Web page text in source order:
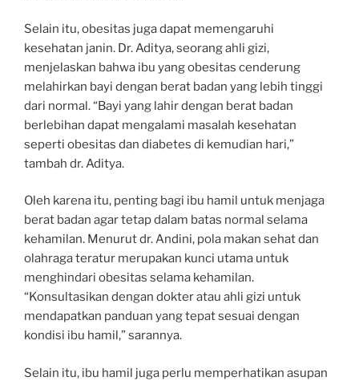
Selain itu, obesitas juga dapat memengaruhi
kesehatan janin. Dr. Aditya, seorang ahli gizi,
menjelaskan bahwa ibu yang obesitas cenderung
melahirkan bayi dengan berat badan yang lebih tinggi
dari normal. “Bayi yang lahir dengan berat badan
berlebihan dapat mengalami masalah kesehatan
seperti obesitas dan diabetes di kemudian hari,”
tambah dr. Aditya.
Oleh karena itu, penting bagi ibu hamil untuk menjaga
berat badan agar tetap dalam batas normal selama
kehamilan. Menurut dr. Andini, pola makan sehat dan
olahraga teratur merupakan kunci utama untuk
menghindari obesitas selama kehamilan.
“Konsultasikan dengan dokter atau ahli gizi untuk
mendapatkan panduan yang tepat sesuai dengan
kondisi ibu hamil,” sarannya.
Selain itu, ibu hamil juga perlu memperhatikan asupan